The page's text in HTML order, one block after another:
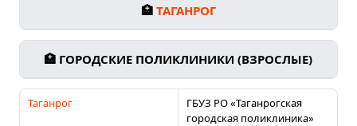
🏥 ТАГАНРОГ
🏥 ГОРОДСКИЕ ПОЛИКЛИНИКИ (ВЗРОСЛЫЕ)
Таганрог
ГБУЗ РО «Таганрогская
городская поликлиника»